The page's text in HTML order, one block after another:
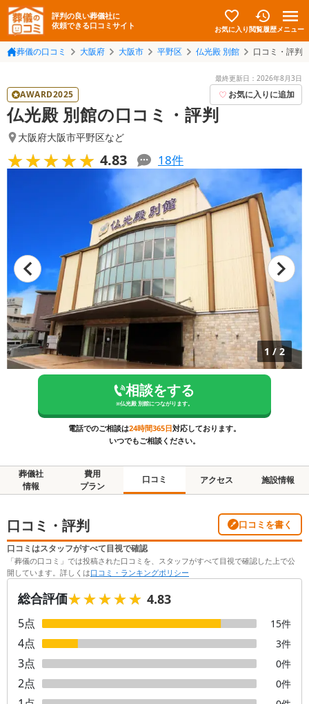
評判の良い葬儀社に
依頼できる口コミサイト
お気に入り閲覧履歴メニュー
葬儀の口コミ 大阪府 大阪市 平野区 仏光殿 別館 口コミ・評判
最終更新日： 2026年8月3日
AWARD2025 お気に入りに追加
仏光殿 別館の口コミ・評判
大阪府大阪市平野区など
★★★★★
★★★★★ 4.83 18件
1 / 2
相談をする
※仏光殿 別館につながります。
電話でのご相談は24時間365日対応しております。
いつでもご相談ください。
葬儀社
情報
費用
プラン
口コミ アクセス 施設情報
口コミ・評判 口コミを書く
口コミはスタッフがすべて目視で確認
「葬儀の口コミ」では投稿された口コミを、スタッフがすべて目視で確認した上で公
開しています。詳しくは口コミ・ランキングポリシー
総合評価★★★★★
★★★★★ 4.83
5点 15件
4点 3件
3点 0件
2点 0件